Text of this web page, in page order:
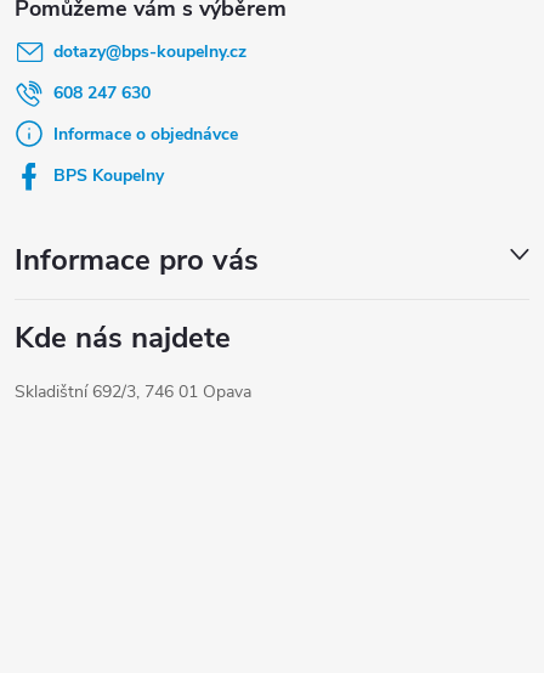
dotazy@bps-koupelny.cz
608 247 630
Informace o objednávce
BPS Koupelny
Informace pro vás
Kde nás najdete
Skladištní 692/3, 746 01 Opava